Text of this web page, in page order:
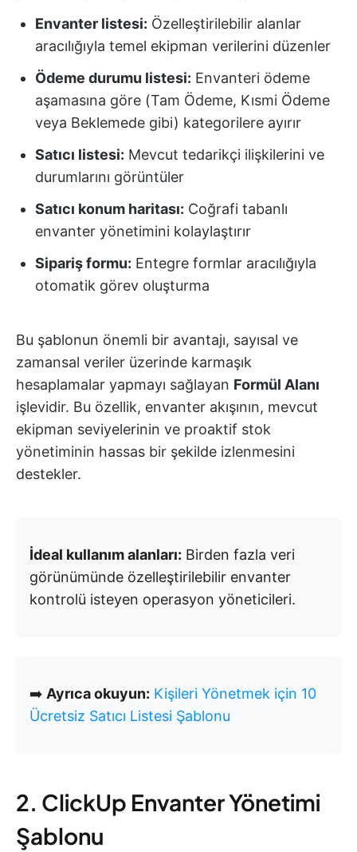
Envanter listesi: Özelleştirilebilir alanlar
aracılığıyla temel ekipman verilerini düzenler
Ödeme durumu listesi: Envanteri ödeme
aşamasına göre (Tam Ödeme, Kısmi Ödeme
veya Beklemede gibi) kategorilere ayırır
Satıcı listesi: Mevcut tedarikçi ilişkilerini ve
durumlarını görüntüler
Satıcı konum haritası: Coğrafi tabanlı
envanter yönetimini kolaylaştırır
Sipariş formu: Entegre formlar aracılığıyla
otomatik görev oluşturma
Bu şablonun önemli bir avantajı, sayısal ve
zamansal veriler üzerinde karmaşık
hesaplamalar yapmayı sağlayan Formül Alanı
işlevidir. Bu özellik, envanter akışının, mevcut
ekipman seviyelerinin ve proaktif stok
yönetiminin hassas bir şekilde izlenmesini
destekler.
İdeal kullanım alanları: Birden fazla veri
görünümünde özelleştirilebilir envanter
kontrolü isteyen operasyon yöneticileri.
➡️ Ayrıca okuyun: Kişileri Yönetmek için 10
Ücretsiz Satıcı Listesi Şablonu
2. ClickUp Envanter Yönetimi
Şablonu